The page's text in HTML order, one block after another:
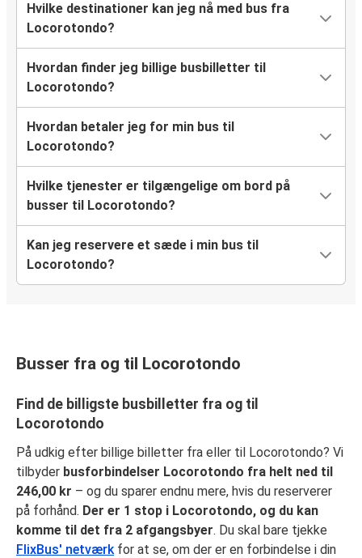
Hvilke destinationer kan jeg nå med bus fra
Locorotondo?
Hvordan finder jeg billige busbilletter til
Locorotondo?
Hvordan betaler jeg for min bus til
Locorotondo?
Hvilke tjenester er tilgængelige om bord på
busser til Locorotondo?
Kan jeg reservere et sæde i min bus til
Locorotondo?
Busser fra og til Locorotondo
Find de billigste busbilletter fra og til
Locorotondo
På udkig efter billige billetter fra eller til Locorotondo? Vi
tilbyder busforbindelser Locorotondo fra helt ned til
246,00 kr – og du sparer endnu mere, hvis du reserverer
på forhånd. Der er 1 stop i Locorotondo, og du kan
komme til det fra 2 afgangsbyer. Du skal bare tjekke
FlixBus' netværkfor at se, om der er en forbindelse i din